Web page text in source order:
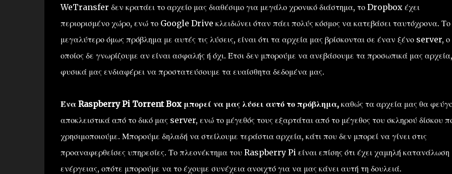
WeTransfer δεν κρατάει το αρχείο μας διαθέσιμο για μεγάλο χρονικό διάστημα, το Dropbox έχει
περιορισμένο χώρο, ενώ το Google Drive κλειδώνει όταν πάει πολύς κόσμος να κατεβάσει ταυτόχρονα. Το
μεγαλύτερο όμως πρόβλημα με αυτές τις λύσεις, είναι ότι τα αρχεία μας βρίσκονται σε έναν ξένο server, ο
οποίος δε γνωρίζουμε αν είναι ασφαλής ή όχι. Έτσι δεν μπορούμε να ανεβάσουμε τα προσωπικά μας
φυσικά μας ενδιαφέρει να προστατεύσουμε τα ευαίσθητα δεδομένα μας.
Ένα Raspberry Pi Torrent Box μπορεί να μας λύσει αυτό το πρόβλημα, καθώς τα αρχεία μας θα
αποκλειστικά από το δικό μας server, ενώ το μέγεθός τους εξαρτάται από το μέγεθος του σκληρού δίσκου
χρησιμοποιούμε. Μπορούμε δηλαδή να στείλουμε τεράστια αρχεία, κάτι που δεν μπορεί να γίνει στις
προαναφερθείσες υπηρεσίες. Το πλεονέκτημα του Raspberry Pi είναι επίσης ότι έχει χαμηλή κατανάλωση
ενέργειας, οπότε μπορούμε να το έχουμε συνέχεια ανοιχτό για να μας κάνει αυτή τη δουλειά.